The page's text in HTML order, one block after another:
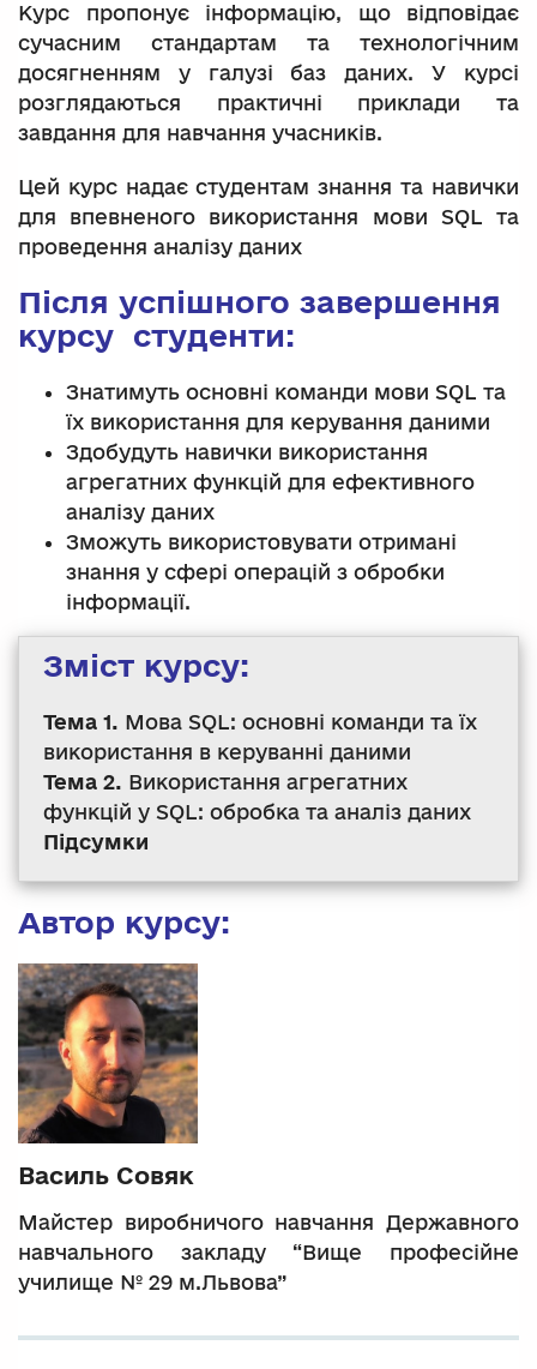
Курс пропонує інформацію, що відповідає
сучасним стандартам та технологічним
досягненням у галузі баз даних. У курсі
розглядаються практичні приклади та
завдання для навчання учасників.
Цей курс надає студентам знання та навички
для впевненого використання мови SQL та
проведення аналізу даних
Після успішного завершення
курсу студенти:
Знатимуть основні команди мови SQL та
їх використання для керування даними
Здобудуть навички використання
агрегатних функцій для ефективного
аналізу даних
Зможуть використовувати отримані
знання у сфері операцій з обробки
інформації.
Зміст курсу:
Тема 1. Мова SQL: основні команди та їх
використання в керуванні даними
Тема 2. Використання агрегатних
функцій у SQL: обробка та аналіз даних
Підсумки
Автор курсу:
Василь Совяк
Майстер виробничого навчання Державного
навчального закладу “Вище професійне
училище № 29 м.Львова”